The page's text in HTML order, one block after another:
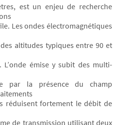
est un enjeu de recherche
Les ondes électromagnétiques
altitudes typiques entre 90 et
L’onde émise y subit des multi-
par la présence du champ
réduisent fortement le débit de
de transmission utilisant deux